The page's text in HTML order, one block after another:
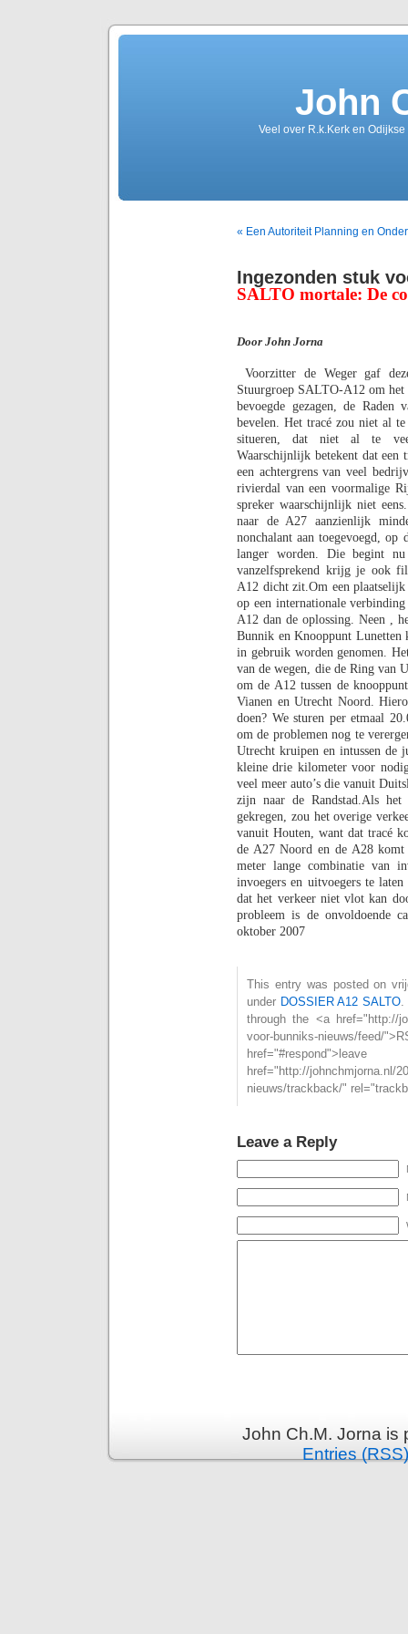
John
Veel over R.k.Kerk en
« Een Autoriteit Planning en
Ingezonden stuk
SALTO mortale: De
Door John Jorna
Voorzitter de Weger gaf
Stuurgroep SALTO-A12 om het
bevoegde gezagen, de
bevelen. Het tracé zou niet al
situeren, dat niet al te
Waarschijnlijk betekent dat
een achtergrens van veel
rivierdal van een voormalige
spreker waarschijnlijk niet
naar de A27 aanzienlijk
nonchalant aan toegevoegd,
langer worden. Die begint nu
vanzelfsprekend krijg je ook
A12 dicht zit.Om een
op een internationale
A12 dan de oplossing. Neen ,
Bunnik en Knooppunt Lunetten
in gebruik worden genomen.
van de wegen, die de Ring van
om de A12 tussen de
Vianen en Utrecht Noord.
doen? We sturen per etmaal
om de problemen nog te
Utrecht kruipen en intussen de
kleine drie kilometer voor
veel meer auto’s die vanuit
zijn naar de Randstad. Als het
gekregen, zou het overige
vanuit Houten, want dat tracé
de A27 Noord en de A28
meter lange combinatie van
invoegers en uitvoegers te
dat het verkeer niet vlot kan
probleem is de onvoldoende
oktober 2007
This entry was posted on
under DOSSIER A12 SALTO
through the <a href="http://
voor-bunniks-nieuws/
href="http://johnchmjorna.nl/
nieuws/trackback/"
Leave a Reply
John Ch.M. Jorna
Entries (RSS)